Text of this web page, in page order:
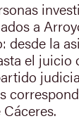
a
desde la
el juicio